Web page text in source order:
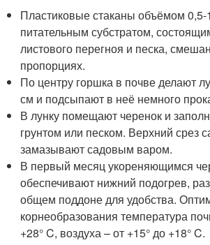
Пластиковые стаканы объёмом 0,5-
питательным субстратом,
листового перегноя и песка,
пропорциях.
По центру горшка в почве делают
см и подсыпают в неё немного
В лунку помещают черенок и
грунтом или песком. Верхний срез
замазывают садовым варом.
В первый месяц укореняющимся
обеспечивают нижний подогрев,
общем поддоне для удобства.
корнеобразования температура
+28° C, воздуха – от +15° до +18° C.